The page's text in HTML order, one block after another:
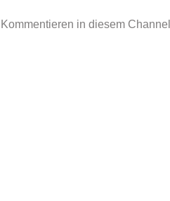
Kommentieren in diesem